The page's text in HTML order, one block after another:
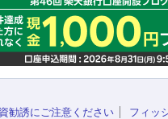
勧誘にご注意ください
フィッ